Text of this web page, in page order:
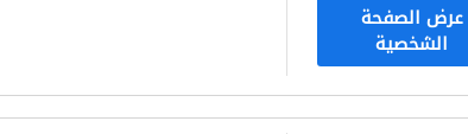
عرض الصفحة
الشخصية